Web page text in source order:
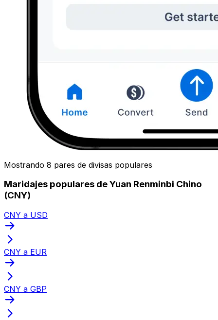
Mostrando 8 pares de divisas populares
Maridajes populares de Yuan Renminbi Chino
(CNY)
CNY a USD
CNY a EUR
CNY a GBP